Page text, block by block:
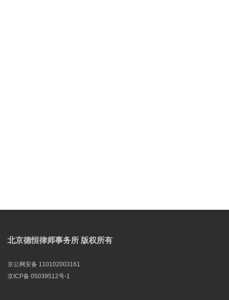
北京德恒律师事务所 版权所有
京公网安备 110102003161
京ICP备 05039512号-1